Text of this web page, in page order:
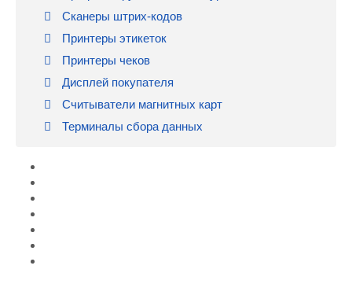
Сканеры штрих-кодов
Принтеры этикеток
Принтеры чеков
Дисплей покупателя
Считыватели магнитных карт
Терминалы сбора данных